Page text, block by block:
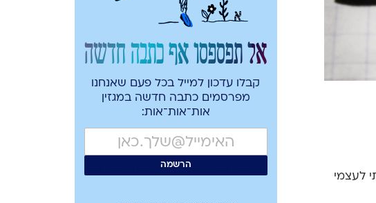
לעצמי
אל תפספסו אף כתבה חדשה
קבלו עדכון למייל בכל פעם שאנחנו
מפרסמים כתבה חדשה במגזין
אות־אות־אות: